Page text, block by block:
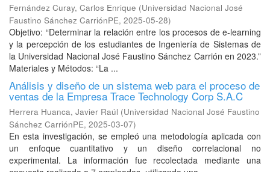
Fernández Curay, Carlos Enrique (Universidad Nacional José
Faustino Sánchez CarriónPE, 2025-05-28)
Objetivo: “Determinar la relación entre los procesos de e-learning
y la percepción de los estudiantes de Ingeniería de Sistemas de
la Universidad Nacional José Faustino Sánchez Carrión en 2023.”
Materiales y Métodos: “La ...
Análisis y diseño de un sistema web para el proceso de
ventas de la Empresa Trace Technology Corp S.A.C
Herrera Huanca, Javier Raúl (Universidad Nacional José Faustino
Sánchez CarriónPE, 2025-03-07)
En esta investigación, se empleó una metodología aplicada con
un enfoque cuantitativo y un diseño correlacional no
experimental. La información fue recolectada mediante una